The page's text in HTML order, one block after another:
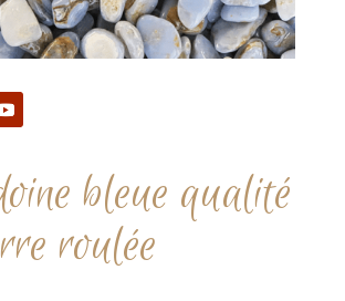
bleue qualité
roulée